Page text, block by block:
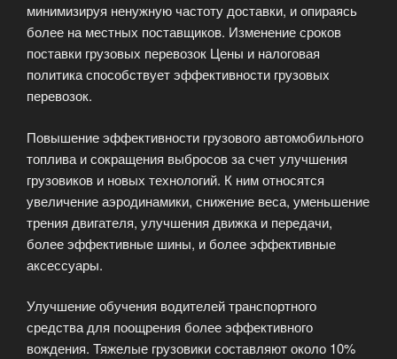
минимизируя ненужную частоту доставки, и опираясь
более на местных поставщиков. Изменение сроков
поставки грузовых перевозок Цены и налоговая
политика способствует эффективности грузовых
перевозок.
Повышение эффективности грузового автомобильного
топлива и сокращения выбросов за счет улучшения
грузовиков и новых технологий. К ним относятся
увеличение аэродинамики, снижение веса, уменьшение
трения двигателя, улучшения движка и передачи,
более эффективные шины, и более эффективные
аксессуары.
Улучшение обучения водителей транспортного
средства для поощрения более эффективного
вождения. Тяжелые грузовики составляют около 10%